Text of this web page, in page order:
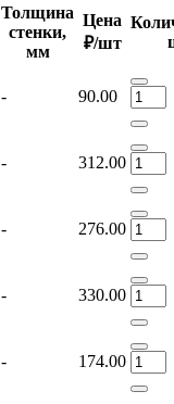
Толщина
стенки,
мм
Цена
₽/шт
- 90.00
- 312.00
- 276.00
- 330.00
- 174.00